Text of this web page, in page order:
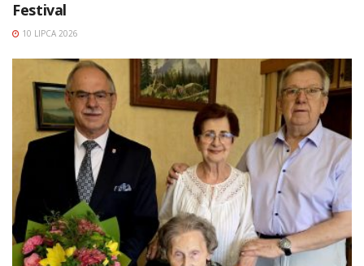
Festival
10 LIPCA 2026